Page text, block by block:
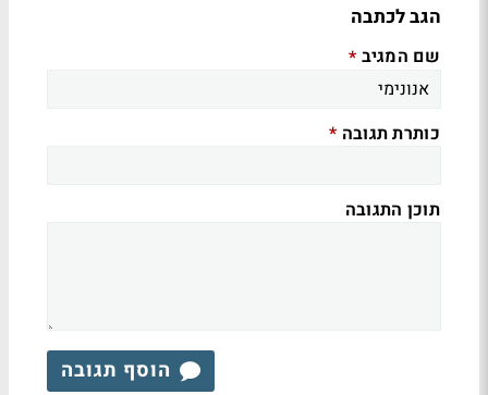
הגב לכתבה
שם המגיב *
כותרת תגובה *
תוכן התגובה
הוסף תגובה